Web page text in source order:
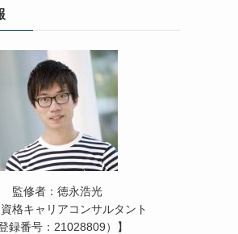
監修者：徳永浩光
資格キャリアコンサルタント
登録番号：21028809）】